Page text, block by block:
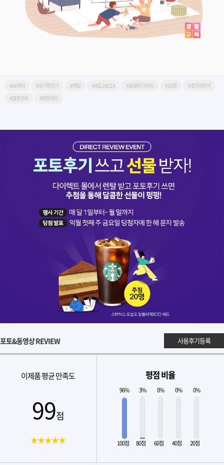
#sk매직 #공기청정기 #렌탈 #ACL-16C1A #올클린 디아트 #16평
#초미세먼지
#셀프관리
#방문관리
포토&동영상 REVIEW 사용후기등록
이제품 평균 만족도
99점
★★★★★
평점 비율
96%
100점
3%
80점
0%
60점
0%
40점
0%
20점